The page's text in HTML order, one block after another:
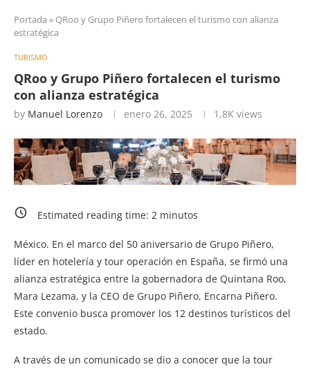
Portada » QRoo y Grupo Piñero fortalecen el turismo con alianza
estratégica
TURISMO
QRoo y Grupo Piñero fortalecen el turismo
con alianza estratégica
by Manuel Lorenzo enero 26, 2025 1,8K views
Estimated reading time: 2 minutos
México. En el marco del 50 aniversario de Grupo Piñero,
líder en hotelería y tour operación en España, se firmó una
alianza estratégica entre la gobernadora de Quintana Roo,
Mara Lezama, y la CEO de Grupo Piñero, Encarna Piñero.
Este convenio busca promover los 12 destinos turísticos del
estado.
A través de un comunicado se dio a conocer que la tour